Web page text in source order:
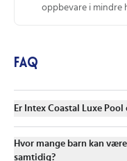
oppbevare i mindre
FAQ
Er Intex Coastal Luxe
Hvor mange barn kan
samtidig?